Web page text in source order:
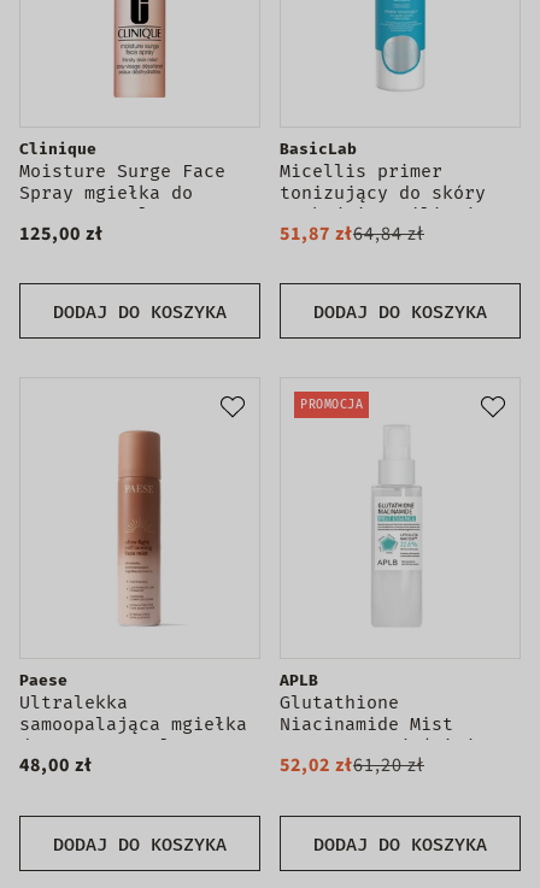
DODAJ DO KOSZYKA
Clinique
Moisture Surge Face
Spray mgiełka do
twarzy 125ml
125,00 zł
DODAJ DO KOSZYKA
BasicLab
Micellis primer
tonizujący do skóry
suchej i wrażliwej
150ml
51,87 zł64,84 zł
DODAJ DO KOSZYKA
Paese
Ultralekka
samoopalająca mgiełka
do twarzy 75ml
48,00 zł
PROMOCJA
DODAJ DO KOSZYKA
APLB
Glutathione
Niacinamide Mist
Essence rozjaśniająca
esencja w mgiełce
52,02 zł61,20 zł